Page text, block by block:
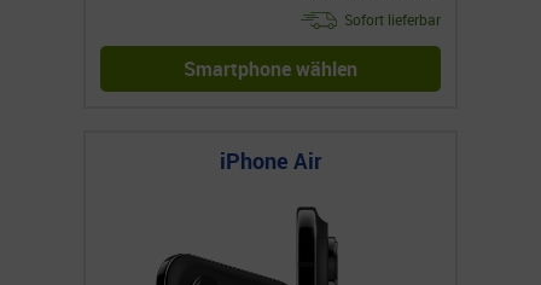
Sofort lieferbar
Smartphone wählen
iPhone Air